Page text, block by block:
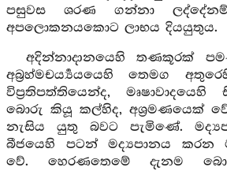
පසුවස ශරණ ගන්නා
අපලොකනයකොට ලාභය දියයුතුය.
අදින්නාදානයෙහි තණකූරක්
අබ්‍රහ්මචර්‍ය්‍යයයෙහි තෙමග
විප්‍රතිපත්තියෙන්ද,
බොරු කියූ කල්හිද, අශ්‍රමණයෙක්
නැසිය යුතු බවට පැමිණේ.
බීජයෙහි පටන් මද්‍යපානය කරන
වේ. හෙරණතෙමේ දැනම